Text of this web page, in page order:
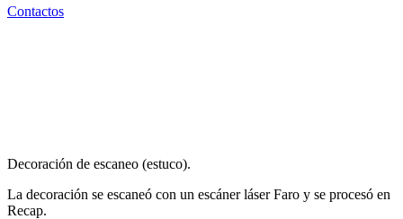
Contactos
Decoración de escaneo (estuco).
La decoración se escaneó con un escáner láser Faro y se procesó en
Recap.